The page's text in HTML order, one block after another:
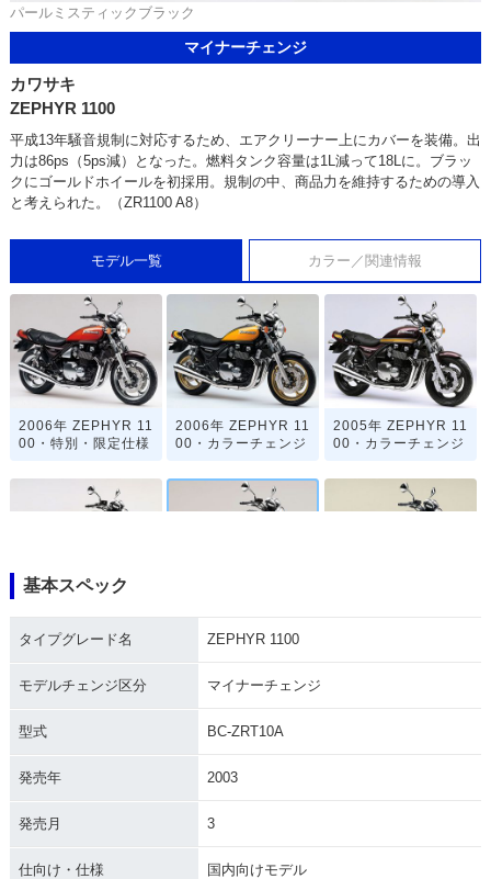
パールミスティックブラック
マイナーチェンジ
カワサキ
ZEPHYR 1100
平成13年騒音規制に対応するため、エアクリーナー上にカバーを装備。出
力は86ps（5ps減）となった。燃料タンク容量は1L減って18Lに。ブラッ
クにゴールドホイールを初採用。規制の中、商品力を維持するための導入
と考えられた。（ZR1100 A8）
モデル一覧 カラー／関連情報
2006年 ZEPHYR 11
00・特別・限定仕様
2006年 ZEPHYR 11
00・カラーチェンジ
2005年 ZEPHYR 11
00・カラーチェンジ
2002年 ZEPHYR 11
00・カラーチェンジ
基本スペック
タイプグレード名 ZEPHYR 1100
モデルチェンジ区分 マイナーチェンジ
型式 BC-ZRT10A
発売年 2003
発売月 3
仕向け・仕様 国内向けモデル